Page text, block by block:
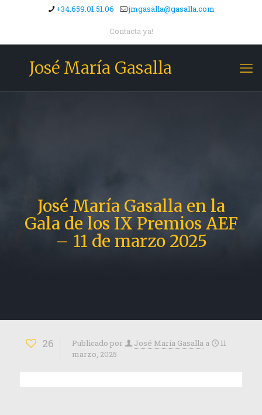
+34.659.01.51.06 jmgasalla@gasalla.com
Contacta ya!
José María Gasalla
José María Gasalla en la
Gala de los IX Premios AEF
– 11 de marzo 2025
26 Publicado por José María Gasalla a
11
marzo, 2025